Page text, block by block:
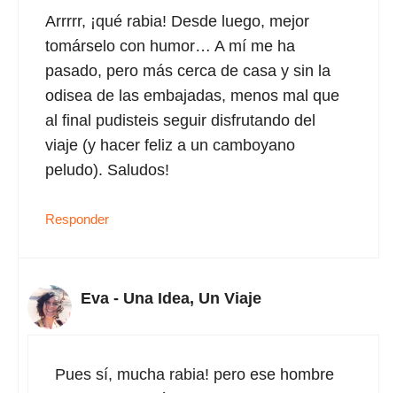
Arrrrr, ¡qué rabia! Desde luego, mejor
tomárselo con humor… A mí me ha
pasado, pero más cerca de casa y sin la
odisea de las embajadas, menos mal que
al final pudisteis seguir disfrutando del
viaje (y hacer feliz a un camboyano
peludo). Saludos!
Responder
Eva - Una Idea, Un Viaje
Pues sí, mucha rabia! pero ese hombre